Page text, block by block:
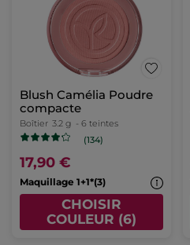
Blush Camélia Poudre
compacte
Boîtier 3.2 g - 6 teintes
(134)
17,90 €
Maquillage 1+1*(3)
CHOISIR
COULEUR (6)